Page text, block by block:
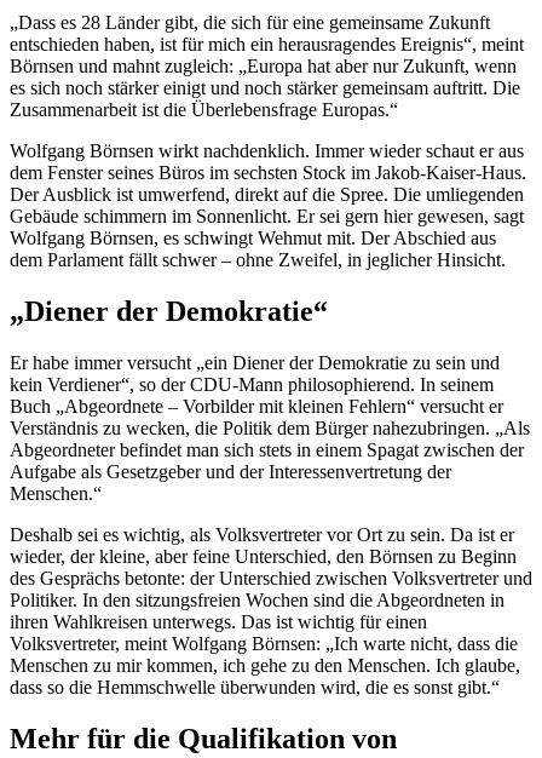
„Dass es 28 Länder gibt, die sich für eine gemeinsame Zukunft
entschieden haben, ist für mich ein herausragendes Ereignis“, meint
Börnsen und mahnt zugleich: „Europa hat aber nur Zukunft, wenn
es sich noch stärker einigt und noch stärker gemeinsam auftritt. Die
Zusammenarbeit ist die Überlebensfrage Europas.“
Wolfgang Börnsen wirkt nachdenklich. Immer wieder schaut er aus
dem Fenster seines Büros im sechsten Stock im Jakob-Kaiser-Haus.
Der Ausblick ist umwerfend, direkt auf die Spree. Die umliegenden
Gebäude schimmern im Sonnenlicht. Er sei gern hier gewesen, sagt
Wolfgang Börnsen, es schwingt Wehmut mit. Der Abschied aus
dem Parlament fällt schwer – ohne Zweifel, in jeglicher Hinsicht.
„Diener der Demokratie“
Er habe immer versucht „ein Diener der Demokratie zu sein und
kein Verdiener“, so der CDU-Mann philosophierend. In seinem
Buch „Abgeordnete – Vorbilder mit kleinen Fehlern“ versucht er
Verständnis zu wecken, die Politik dem Bürger nahezubringen. „Als
Abgeordneter befindet man sich stets in einem Spagat zwischen der
Aufgabe als Gesetzgeber und der Interessenvertretung der
Menschen.“
Deshalb sei es wichtig, als Volksvertreter vor Ort zu sein. Da ist er
wieder, der kleine, aber feine Unterschied, den Börnsen zu Beginn
des Gesprächs betonte: der Unterschied zwischen Volksvertreter und
Politiker. In den sitzungsfreien Wochen sind die Abgeordneten in
ihren Wahlkreisen unterwegs. Das ist wichtig für einen
Volksvertreter, meint Wolfgang Börnsen: „Ich warte nicht, dass die
Menschen zu mir kommen, ich gehe zu den Menschen. Ich glaube,
dass so die Hemmschwelle überwunden wird, die es sonst gibt.“
Mehr für die Qualifikation von